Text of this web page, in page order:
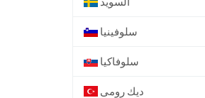
سلوفينيا
سلوفاكيا
ديك رومى